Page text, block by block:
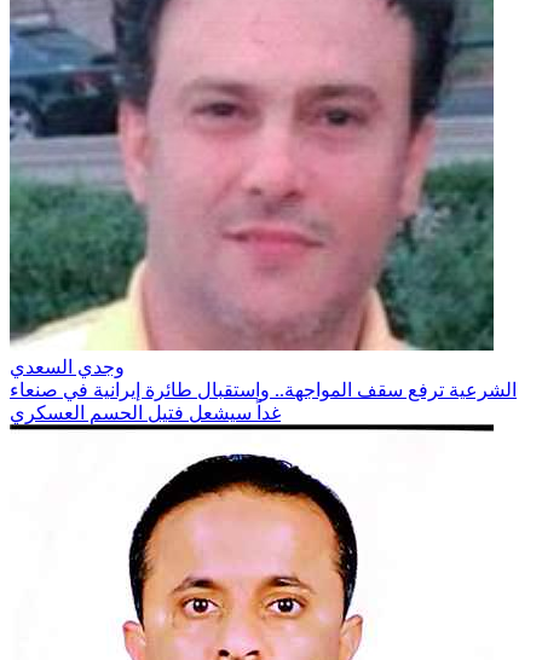
وجدي السعدي
الشرعية ترفع سقف المواجهة.. واستقبال طائرة إيرانية في صنعاء
غداً سيشعل فتيل الحسم العسكري